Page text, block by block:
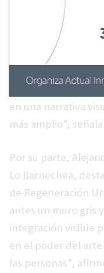
Guardianes de la
el 95% del
lúdico y
simbólicas que
ciudad, naturaleza
en una narrativa
más amplio”,
Por su parte,
Lo Barnechea,
de Regeneración
antes un muro gris
integración visible
en el poder del
las personas”,